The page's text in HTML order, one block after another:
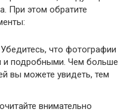
При этом обратите
что фотографии
и подробными. Чем больше
вы можете увидеть, тем
внимательно